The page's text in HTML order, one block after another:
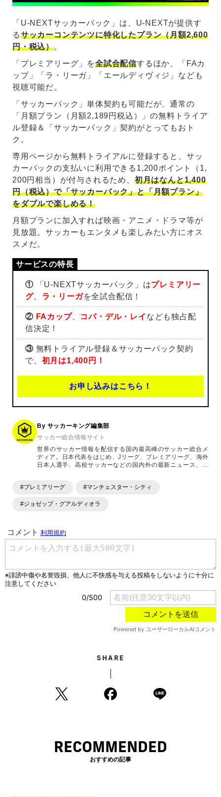
「U-NEXTサッカーパック」は、U-NEXTが提供す
るサッカーコンテンツに特化したプラン（月額2,600
円・税込）。
「プレミアリーグ」を全試合配信するほか、「FAカ
ップ」「ラ・リーガ」「エールディヴィジ」なども
視聴可能だ。
「サッカーパック」単体契約も可能だが、通常の
「月額プラン（月額2,189円税込）」の無料トライア
ル登録＆「サッカーパック」契約がとってもおト
ク。
専用ページから無料トライアルに登録すると、サッ
カーパックの支払いに利用できる1,200ポイント（1,
200円相当）が付与されるため、 初月はなんと1,400
円（税込）で「サッカーパック」と「月額プラン」
をダブルで楽しめる！
月額プランに加入すれば映画・アニメ・ドラマ等が
見放題。サッカーもエンタメも楽しみたい方にオス
スメだ。
①「U-NEXTサッカーパック」はプレミアリー
グ、 ラ・リーガを全試合配信！
② FAカップ、 コパ・デル・レイ なども独占配
信決定！
③無料トライアル登録＆サッカーパック契約
で、 初月は1,400円！
お申し込みはこちら！
By サッカーキング編集部
サッカー総合情報サイト
世界のサッカー情報を配信する国内最高峰のサッカー総合メ
ディア。日本代表をはじめ、Jリーグ、プレミアリーグ、海外
日本人選手、高校サッカーなどの国内外の最新ニュース、コ
ます。「X」「Instagram」「YouTube」「TikTok」など、
#プレミアリーグ #マンチェスター・シティ
#ジョゼップ・グアルディオラ
SHARE
RECOMMENDED
おすすめの記事